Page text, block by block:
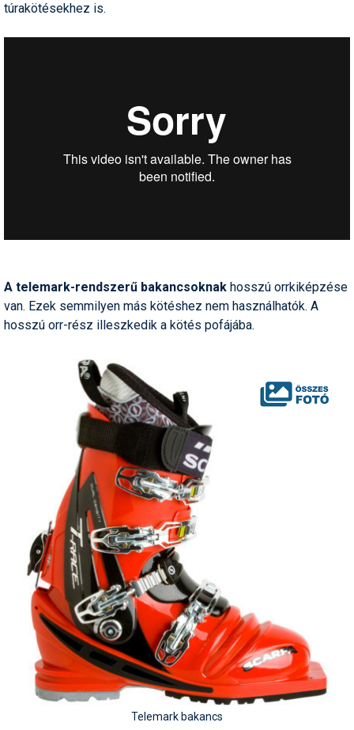
túrakötésekhez is.
A telemark-rendszerű bakancsoknak hosszú orrkiképzése
van. Ezek semmilyen más kötéshez nem használhatók. A
hosszú orr-rész illeszkedik a kötés pofájába.
Telemark bakancs